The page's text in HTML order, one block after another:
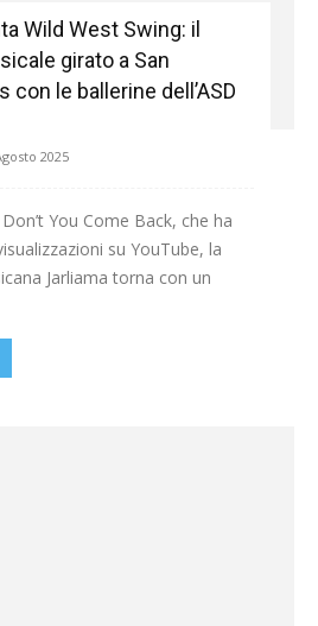
Wild West Swing: il
girato a San
con le ballerine dell’ASD
2025
You Come Back, che ha
su YouTube, la
Jarliama torna con un